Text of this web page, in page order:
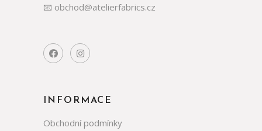
📧 obchod@atelierfabrics.cz
INFORMACE
Obchodní podmínky